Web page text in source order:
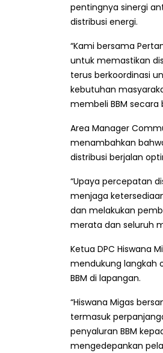
pentingnya sinergi
distribusi energi.
“Kami bersama
untuk memastikan
terus berkoordinasi
kebutuhan
membeli BBM secara
Area Manager
menambahkan
distribusi berjalan
“Upaya percepatan
menjaga
dan melakukan
merata dan seluruh
Ketua DPC Hiswana
mendukung langkah
BBM di lapangan.
“Hiswana Migas
termasuk
penyaluran BBM
mengedepankan